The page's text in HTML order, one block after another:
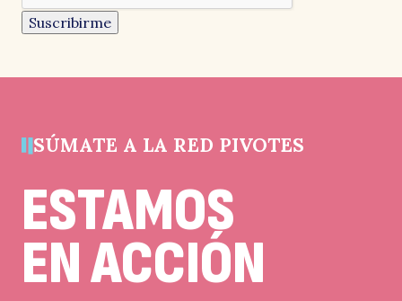
un
campo
de
debe
Suscribirme
SÚMATE A LA RED PIVOTES
ESTAMOS
EN ACCIÓN